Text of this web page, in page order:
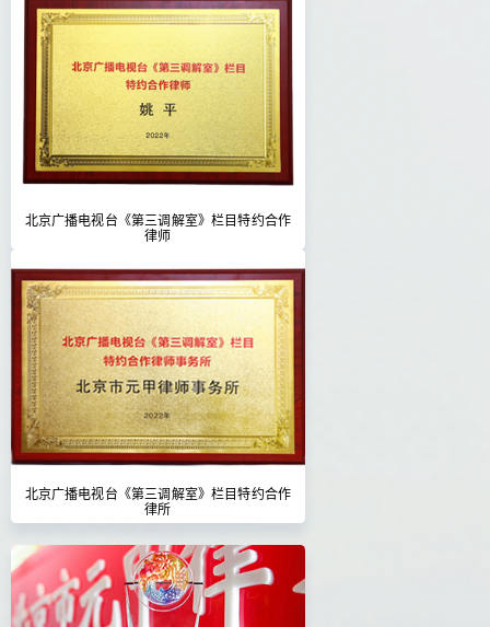
北京广播电视台《第三调解室》栏目特约合作
律师
北京广播电视台《第三调解室》栏目特约合作
律所